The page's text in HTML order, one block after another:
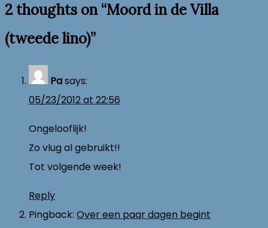
2 thoughts on “Moord in de Villa
(tweede lino)”
Pasays:
05/23/2012 at 22:56
Ongelooflijk!
Zo vlug al gebruikt!!
Tot volgende week!
Reply
Pingback: Over een paar dagen begint